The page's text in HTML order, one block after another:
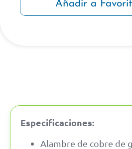
Añadir a
Especificaciones:
Alambre de cobre de